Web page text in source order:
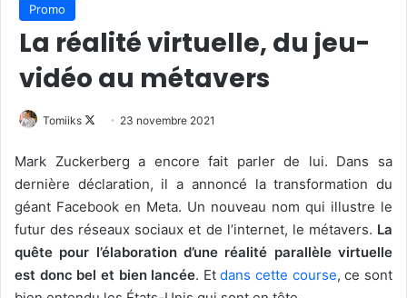
Promo
La réalité virtuelle, du jeu-
vidéo au métavers
Tomiiks
Follow
X
23 novembre 2021
Mark Zuckerberg a encore fait parler de lui. Dans sa
dernière déclaration, il a annoncé la transformation du
géant Facebook en Meta. Un nouveau nom qui illustre le
futur des réseaux sociaux et de l’internet, le métavers. La
quête pour l’élaboration d’une réalité parallèle virtuelle
est donc bel et bien lancée. Etdans cette course, ce sont